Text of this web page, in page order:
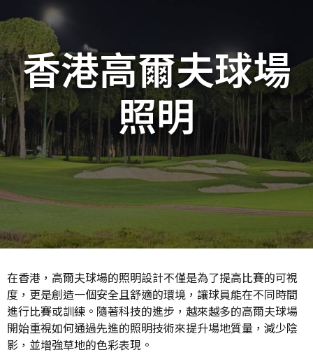
香港高爾夫球場
照明
在香港，高爾夫球場的照明設計不僅是為了提高比賽的可視
度，更是創造一個安全且舒適的環境，讓球員能在不同時間
進行比賽或訓練。隨著科技的進步，越來越多的高爾夫球場
開始重視如何通過先進的照明技術來提升場地質量，減少陰
影，並增強草地的色彩表現。